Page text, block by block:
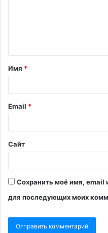
Имя *
Email *
Сайт
Сохранить моё имя, email
для последующих моих